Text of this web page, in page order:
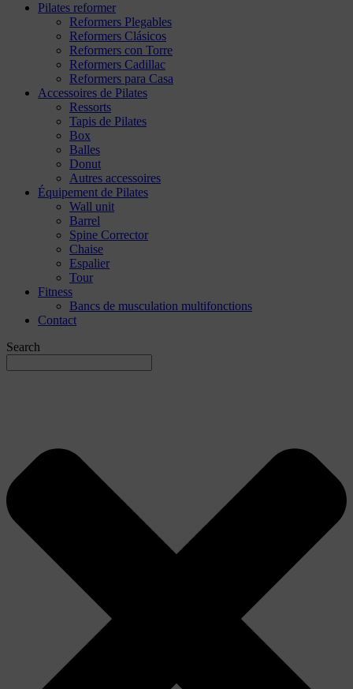
Pilates reformer
Reformers Plegables
Reformers Clásicos
Reformers con Torre
Reformers Cadillac
Reformers para Casa
Accessoires de Pilates
Ressorts
Tapis de Pilates
Box
Balles
Donut
Autres accessoires
Équipement de Pilates
Wall unit
Barrel
Spine Corrector
Chaise
Espalier
Tour
Fitness
Bancs de musculation multifonctions
Contact
Search